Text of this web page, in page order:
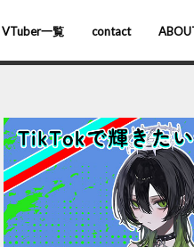
VTuber一覧
バーチャルYouTuber
VR/AR
ホロライブ
にじさんじ
ななしいんく
ぶいすぽっ！
contact